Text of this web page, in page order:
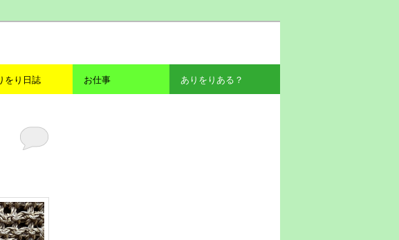
をり日誌 お仕事 ありをりある？